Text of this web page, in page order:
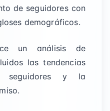
de seguidores con
demográficos.
un análisis de
las tendencias
seguidores y la